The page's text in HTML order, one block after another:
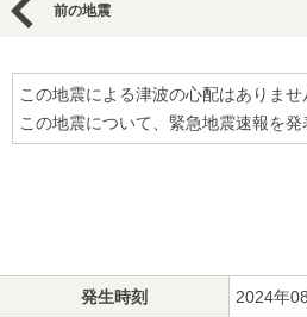
前の地震
この地震による津波の心配はありませ
この地震について、緊急地震速報を発
発生時刻 2024年